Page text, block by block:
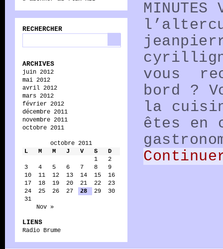
vous
bord ?
la
êtes en
RECHERCHER
ARCHIVES
juin 2012
mai 2012
avril 2012
mars 2012
février 2012
décembre 2011
novembre 2011
octobre 2011
octobre 2011
L
M M J V S
D
1
2
3
4 5 6 7 8
9
10
11 12 13 14 15
16
17
18 19 20 21 22
23
24
25 26 27 28 29
30
31
Nov »
LIENS
Radio Brume